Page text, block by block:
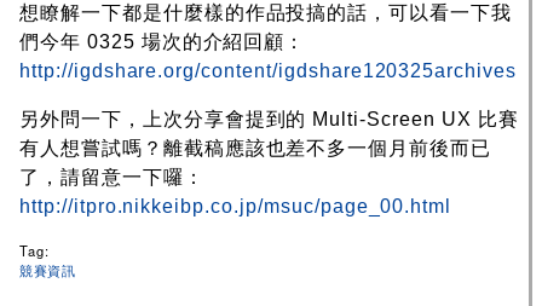
想瞭解一下都是什麼樣的作品投搞的話，可以看一下我
們今年 0325 場次的介紹回顧：
http://igdshare.org/content/igdshare120325archives
另外問一下，上次分享會提到的 Multi-Screen UX 比賽
有人想嘗試嗎？離截稿應該也差不多一個月前後而已
了，請留意一下囉：
http://itpro.nikkeibp.co.jp/msuc/page_00.html
Tag:
競賽資訊